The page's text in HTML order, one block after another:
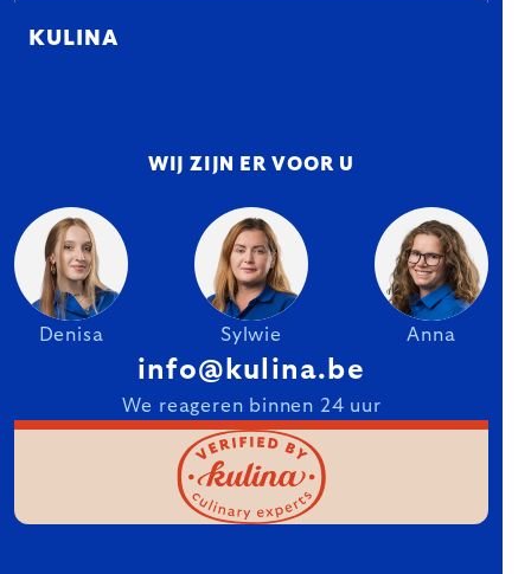
KULINA
WIJ ZIJN ER VOOR U
Denisa Sylwie Anna
info@kulina.be
We reageren binnen 24 uur